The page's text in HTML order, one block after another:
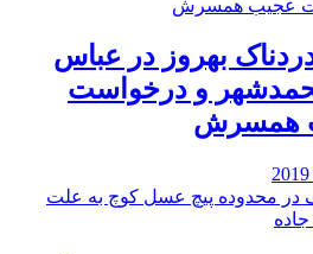
بهروز در عباس
محمدشهر و درخواست
همسرش